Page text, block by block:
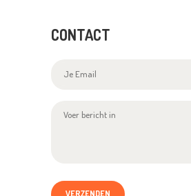
CONTACT